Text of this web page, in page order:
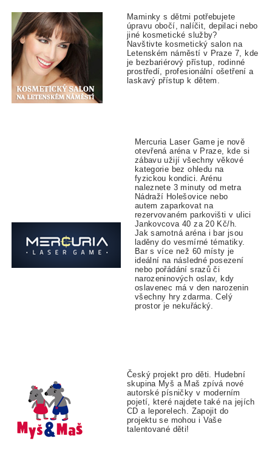
Maminky s dětmi potřebujete
úpravu obočí, nalíčit, depilaci nebo
jiné kosmetické služby?
Navštivte kosmetický salon na
Letenském náměstí v Praze 7, kde
je bezbariérový přístup, rodinné
prostředí, profesionální ošetření a
laskavý přístup k dětem.
Mercuria Laser Game je nově
otevřená aréna v Praze, kde si
zábavu užijí všechny věkové
kategorie bez ohledu na
fyzickou kondici. Arénu
naleznete 3 minuty od metra
Nádraží Holešovice nebo
autem zaparkovat na
rezervovaném parkovišti v ulici
Jankovcova 40 za 20 Kč/h.
Jak samotná aréna i bar jsou
laděny do vesmírné tématiky.
Bar s více než 60 místy je
ideální na následné posezení
nebo pořádání srazů či
narozeninových oslav, kdy
oslavenec má v den narozenin
všechny hry zdarma. Celý
prostor je nekuřácký.
Český projekt pro děti. Hudební
skupina Myš a Maš zpívá nové
autorské písničky v moderním
pojetí, které najdete také na jejích
CD a leporelech. Zapojit do
projektu se mohou i Vaše
talentované děti!